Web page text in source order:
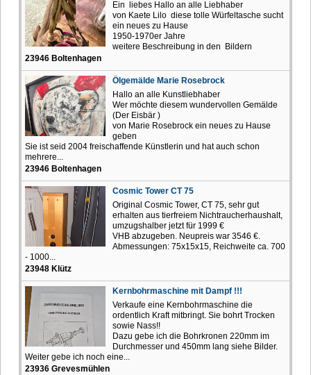
Ein liebes Hallo an alle Liebhaber
von Kaete Lilo diese tolle Würfeltasche sucht
ein neues zu Hause
1950-1970er Jahre
weitere Beschreibung in den Bildern
23946 Boltenhagen
Ölgemälde Marie Rosebrock
Hallo an alle Kunstliebhaber
Wer möchte diesem wundervollen Gemälde
(Der Eisbär )
von Marie Rosebrock ein neues zu Hause
geben
Sie ist seid 2004 freischaffende Künstlerin und hat auch schon
mehrere...
23946 Boltenhagen
Cosmic Tower CT 75
Original Cosmic Tower, CT 75, sehr gut
erhalten aus tierfreiem Nichtraucherhaushalt,
umzugshalber jetzt für 1999 €
VHB abzugeben. Neupreis war 3546 €.
Abmessungen: 75x15x15, Reichweite ca. 700
- 1000...
23948 Klütz
Kernbohrmaschine mit Dampf !!!
Verkaufe eine Kernbohrmaschine die
ordentlich Kraft mitbringt. Sie bohrt Trocken
sowie Nass!!
Dazu gebe ich die Bohrkronen 220mm im
Durchmesser und 450mm lang siehe Bilder.
Weiter gebe ich noch eine...
23936 Grevesmühlen